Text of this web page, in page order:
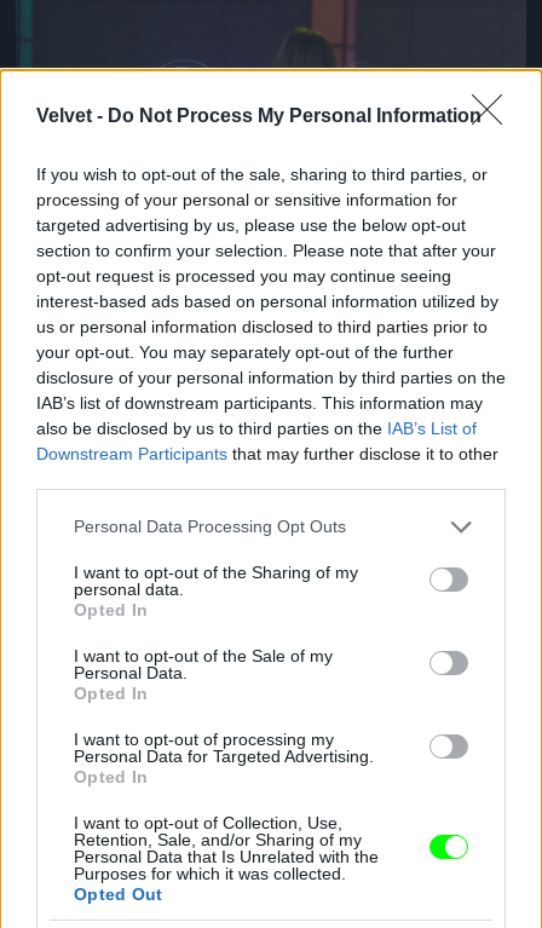
Velvet - Do Not Process My Personal Information
If you wish to opt-out of the sale, sharing to third parties, or
processing of your personal or sensitive information for
targeted advertising by us, please use the below opt-out
section to confirm your selection. Please note that after your
opt-out request is processed you may continue seeing
interest-based ads based on personal information utilized by
us or personal information disclosed to third parties prior to
your opt-out. You may separately opt-out of the further
disclosure of your personal information by third parties on the
IAB’s list of downstream participants. This information may
also be disclosed by us to third parties on the IAB’s List of
Downstream Participants that may further disclose it to other
Please note that this website/app uses one or more Google
not limited to your visit or usage behaviour. You may click to
grant or deny consent to Google and its third-party tags to
use your data for below specified purposes in below Google
consent section.
Personal Data Processing Opt Outs
I want to opt-out of the Sharing of my
personal data.
Opted In
I want to opt-out of the Sale of my
Personal Data.
Opted In
I want to opt-out of processing my
Personal Data for Targeted Advertising.
Opted In
I want to opt-out of Collection, Use,
Retention, Sale, and/or Sharing of my
Personal Data that Is Unrelated with the
Purposes for which it was collected.
Opted Out
Ez a csillogó izé mindenesetre meglepően sokat
takar a fenekéből
Fotó: Gregory Pace / Beimages / Northfoto